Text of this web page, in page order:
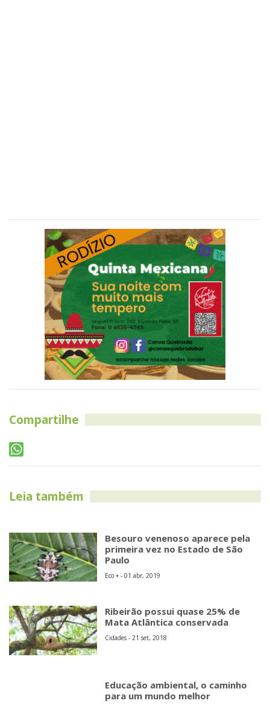
Compartilhe
Leia também
Besouro venenoso aparece pela
primeira vez no Estado de São
Paulo
Eco + - 01 abr, 2019
Ribeirão possui quase 25% de
Mata Atlântica conservada
Cidades - 21 set, 2018
Educação ambiental, o caminho
para um mundo melhor